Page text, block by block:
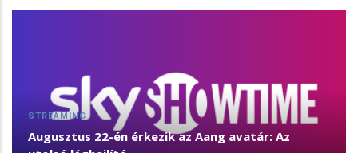
STREAMING
Augusztus 22-én érkezik az Aang avatár: Az